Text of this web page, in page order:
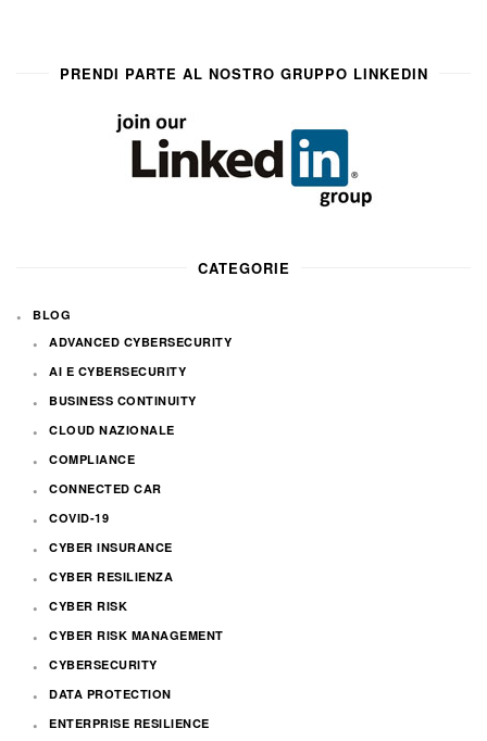
PRENDI PARTE AL NOSTRO GRUPPO LINKEDIN
CATEGORIE
BLOG
ADVANCED CYBERSECURITY
AI E CYBERSECURITY
BUSINESS CONTINUITY
CLOUD NAZIONALE
COMPLIANCE
CONNECTED CAR
COVID-19
CYBER INSURANCE
CYBER RESILIENZA
CYBER RISK
CYBER RISK MANAGEMENT
CYBERSECURITY
DATA PROTECTION
ENTERPRISE RESILIENCE